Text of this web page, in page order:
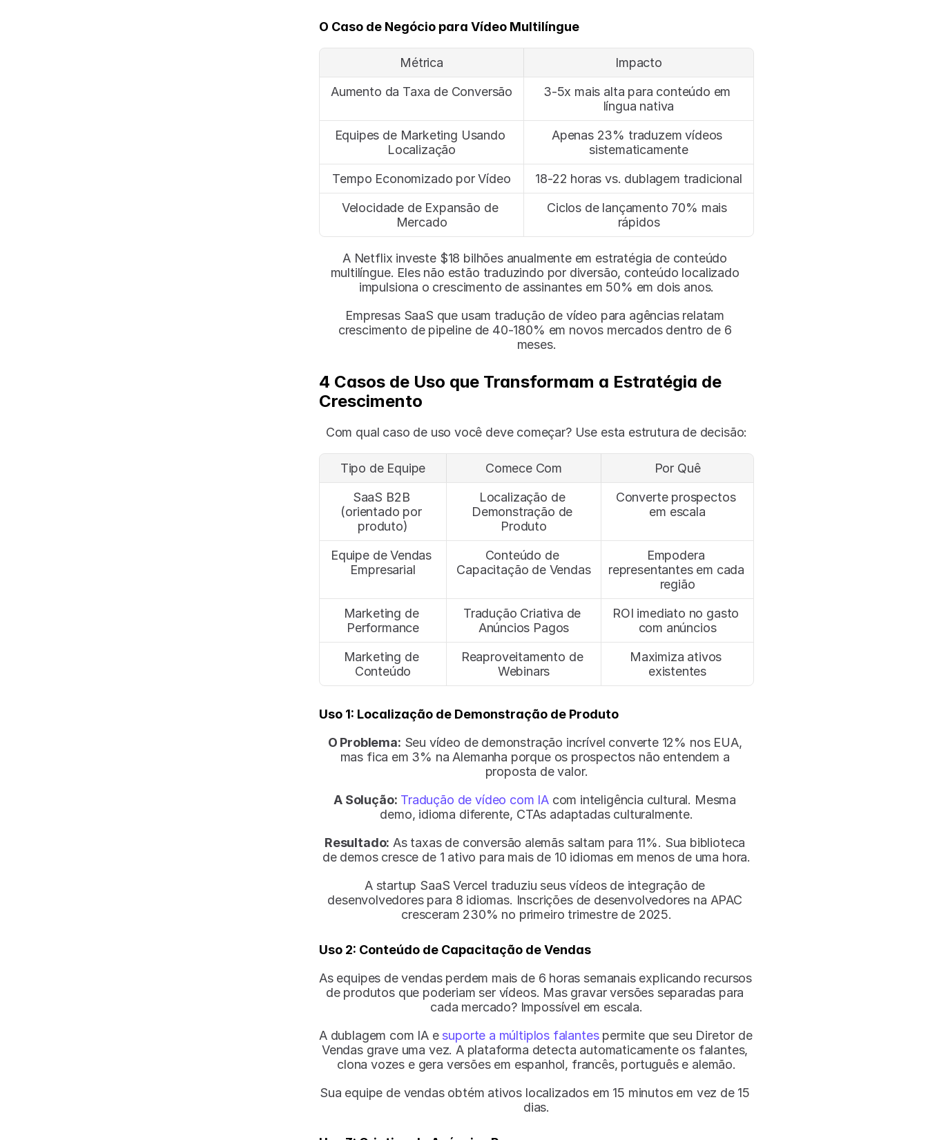
O Caso de Negócio para Vídeo Multilíngue
Métrica
Impacto
Aumento da Taxa de Conversão
3-5x mais alta para conteúdo em
língua nativa
Equipes de Marketing Usando
Localização
Apenas 23% traduzem vídeos
sistematicamente
Tempo Economizado por Vídeo
18-22 horas vs. dublagem tradicional
Velocidade de Expansão de
Mercado
Ciclos de lançamento 70% mais
rápidos
A Netflix investe $18 bilhões anualmente em estratégia de conteúdo
multilíngue. Eles não estão traduzindo por diversão, conteúdo localizado
impulsiona o crescimento de assinantes em 50% em dois anos.
Empresas SaaS que usam tradução de vídeo para agências relatam
crescimento de pipeline de 40-180% em novos mercados dentro de 6
meses.
4 Casos de Uso que Transformam a Estratégia de
Crescimento
Com qual caso de uso você deve começar? Use esta estrutura de decisão:
Tipo de Equipe Comece Com
Por Quê
SaaS B2B
(orientado por
produto)
Localização de
Demonstração de
Produto
Converte prospectos
em escala
Equipe de Vendas
Empresarial
Conteúdo de
Capacitação de Vendas
Empodera
representantes em cada
região
Marketing de
Performance
Tradução Criativa de
Anúncios Pagos
ROI imediato no gasto
com anúncios
Marketing de
Conteúdo
Reaproveitamento de
Webinars
Maximiza ativos
existentes
Uso 1: Localização de Demonstração de Produto
O Problema: Seu vídeo de demonstração incrível converte 12% nos EUA,
mas fica em 3% na Alemanha porque os prospectos não entendem a
proposta de valor.
A Solução: Tradução de vídeo com IA com inteligência cultural. Mesma
demo, idioma diferente, CTAs adaptadas culturalmente.
Resultado: As taxas de conversão alemãs saltam para 11%. Sua biblioteca
de demos cresce de 1 ativo para mais de 10 idiomas em menos de uma hora.
A startup SaaS Vercel traduziu seus vídeos de integração de
desenvolvedores para 8 idiomas. Inscrições de desenvolvedores na APAC
cresceram 230% no primeiro trimestre de 2025.
Uso 2: Conteúdo de Capacitação de Vendas
As equipes de vendas perdem mais de 6 horas semanais explicando recursos
de produtos que poderiam ser vídeos. Mas gravar versões separadas para
cada mercado? Impossível em escala.
A dublagem com IA e suporte a múltiplos falantes permite que seu Diretor de
Vendas grave uma vez. A plataforma detecta automaticamente os falantes,
clona vozes e gera versões em espanhol, francês, português e alemão.
Sua equipe de vendas obtém ativos localizados em 15 minutos em vez de 15
dias.